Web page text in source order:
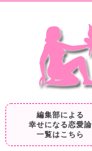
編集部による
幸せになる恋愛論
一覧はこちら